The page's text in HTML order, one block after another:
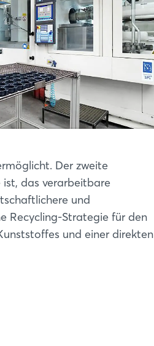
Der zweite
ist, das verarbeitbare
und
Recycling-Strategie für den
und einer direkten